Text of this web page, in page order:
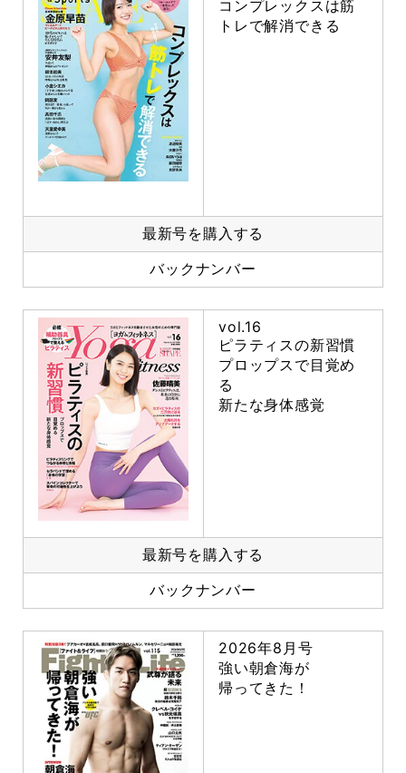
コンプレックスは筋
トレで解消できる
最新号を購入する
バックナンバー
vol.16
ピラティスの新習慣
プロップスで目覚め
る
新たな身体感覚
最新号を購入する
バックナンバー
2026年8月号
強い朝倉海が
帰ってきた！